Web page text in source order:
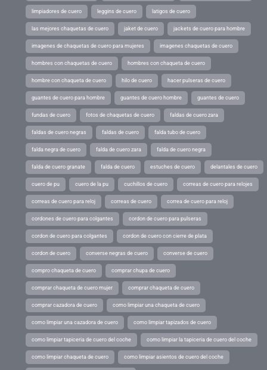
limpiadores de cuero leggins de cuero latigos de cuero
las mejores chaquetas de cuero jaket de cuero jackets de cuero para hombre
imagenes de chaquetas de cuero para mujeres imagenes chaquetas de cuero
hombres con chaquetas de cuero hombres con chaqueta de cuero
hombre con chaqueta de cuero hilo de cuero hacer pulseras de cuero
guantes de cuero para hombre guantes de cuero hombre guantes de cuero
fundas de cuero fotos de chaquetas de cuero faldas de cuero zara
faldas de cuero negras faldas de cuero falda tubo de cuero
falda negra de cuero falda de cuero zara falda de cuero negra
falda de cuero granate falda de cuero estuches de cuero delantales de cuero
cuero de pu cuero de la pu cuchillos de cuero correas de cuero para relojes
correas de cuero para reloj correas de cuero correa de cuero para reloj
cordones de cuero para colgantes cordon de cuero para pulseras
cordon de cuero para colgantes cordon de cuero con cierre de plata
cordon de cuero converse negras de cuero converse de cuero
compro chaqueta de cuero comprar chupa de cuero
comprar chaqueta de cuero mujer comprar chaqueta de cuero
comprar cazadora de cuero como limpiar una chaqueta de cuero
como limpiar una cazadora de cuero como limpiar tapizados de cuero
como limpiar tapiceria de cuero del coche como limpiar la tapiceria de cuero del coche
como limpiar chaqueta de cuero como limpiar asientos de cuero del coche